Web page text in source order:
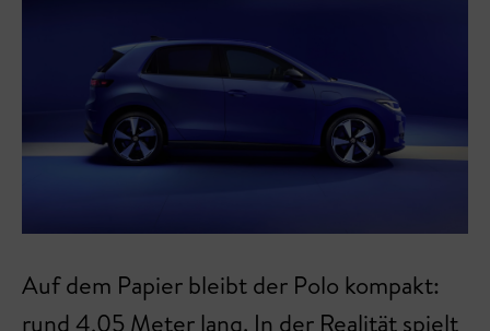
Auf dem Papier bleibt der Polo kompakt:
rund 4,05 Meter lang. In der Realität spielt